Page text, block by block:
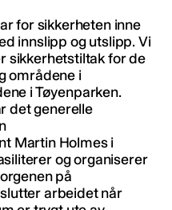
for sikkerheten inne
innslipp og utslipp. Vi
sikkerhetstiltak for de
områdene i
i Tøyenparken.
det generelle
Martin Holmes i
og organiserer
på
arbeidet når